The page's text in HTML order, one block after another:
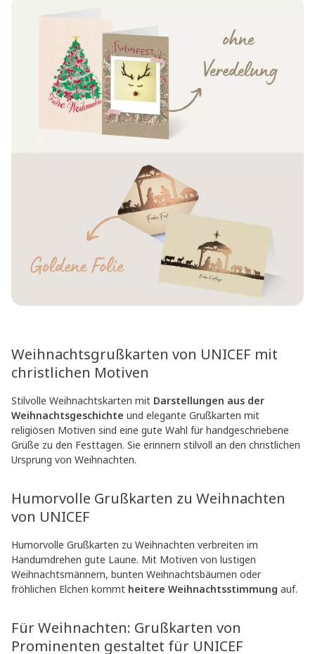
Weihnachtsgrußkarten von UNICEF mit
christlichen Motiven
Stilvolle Weihnachtskarten mit Darstellungen aus der
Weihnachtsgeschichte und elegante Grußkarten mit
religiösen Motiven sind eine gute Wahl für handgeschriebene
Grüße zu den Festtagen. Sie erinnern stilvoll an den christlichen
Ursprung von Weihnachten.
Humorvolle Grußkarten zu Weihnachten
von UNICEF
Humorvolle Grußkarten zu Weihnachten verbreiten im
Handumdrehen gute Laune. Mit Motiven von lustigen
Weihnachtsmännern, bunten Weihnachtsbäumen oder
fröhlichen Elchen kommt heitere Weihnachtsstimmung auf.
Für Weihnachten: Grußkarten von
Prominenten gestaltet für UNICEF